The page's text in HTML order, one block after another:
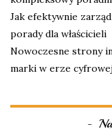
Jak efektywnie
porady dla właścicieli
Nowoczesne strony
marki w erze